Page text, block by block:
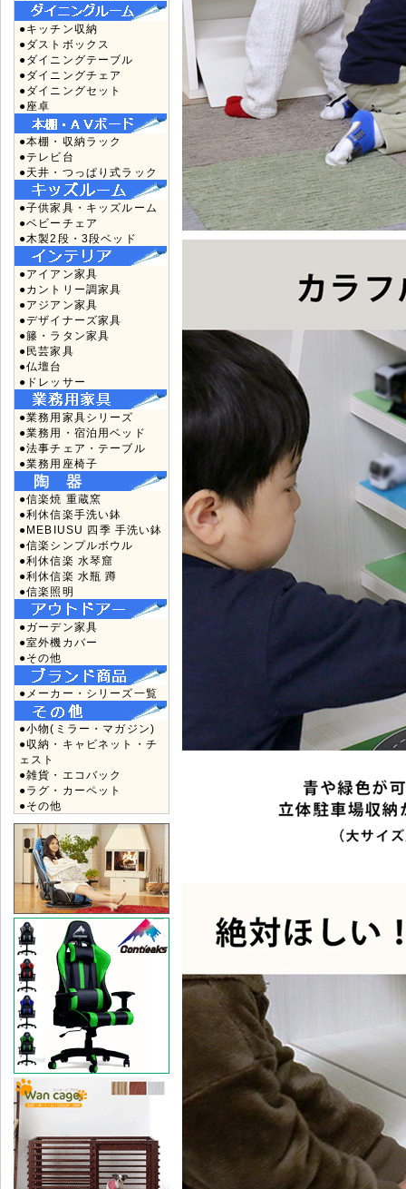
●キッチン収納
●ダストボックス
●ダイニングテーブル
●ダイニングチェア
●ダイニングセット
●座卓
●本棚・収納ラック
●テレビ台
●天井・つっぱり式ラック
●子供家具・キッズルーム
●ベビーチェア
●木製2段・3段ベッド
●アイアン家具
●カントリー調家具
●アジアン家具
●デザイナーズ家具
●籐・ラタン家具
●民芸家具
●仏壇台
●ドレッサー
●業務用家具シリーズ
●業務用・宿泊用ベッド
●法事チェア・テーブル
●業務用座椅子
●信楽焼 重蔵窯
●利休信楽手洗い鉢
●MEBIUSU 四季 手洗い鉢
●信楽シンプルボウル
●利休信楽 水琴窟
●利休信楽 水瓶 蹲
●信楽照明
●ガーデン家具
●室外機カバー
●その他
●メーカー・シリーズ一覧
●小物(ミラー・マガジン)
●収納・キャビネット・チ
ェスト
●雑貨・エコバック
●ラグ・カーペット
●その他